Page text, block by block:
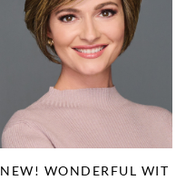
NEW! WONDERFUL WIT